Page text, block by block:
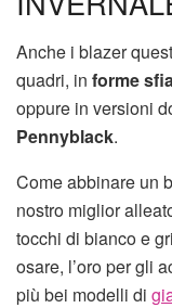
Anche i blazer
quadri, in forme
oppure in versioni
Pennyblack.
Come abbinare un
nostro miglior
tocchi di bianco e
osare, l’oro per gli
più bei modelli di